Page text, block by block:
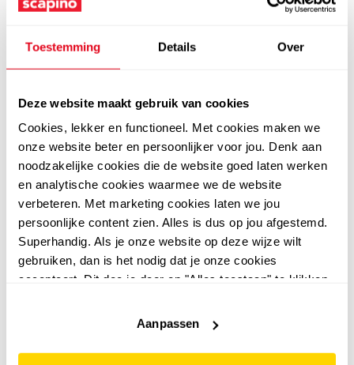
Toestemming Details Over
Deze website maakt gebruik van cookies
Cookies, lekker en functioneel. Met cookies maken we
onze website beter en persoonlijker voor jou. Denk aan
noodzakelijke cookies die de website goed laten werken
en analytische cookies waarmee we de website
verbeteren. Met marketing cookies laten we jou
persoonlijke content zien. Alles is dus op jou afgestemd.
Superhandig. Als je onze website op deze wijze wilt
gebruiken, dan is het nodig dat je onze cookies
accepteert. Dit doe je door op "Alles toestaan" te klikken.
website niet optimaal functioneert.
Aanpassen